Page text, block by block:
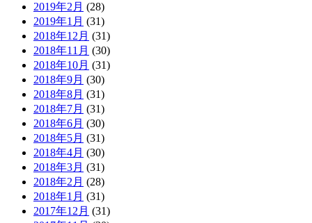
2019年2月 (28)
2019年1月 (31)
2018年12月 (31)
2018年11月 (30)
2018年10月 (31)
2018年9月 (30)
2018年8月 (31)
2018年7月 (31)
2018年6月 (30)
2018年5月 (31)
2018年4月 (30)
2018年3月 (31)
2018年2月 (28)
2018年1月 (31)
2017年12月 (31)